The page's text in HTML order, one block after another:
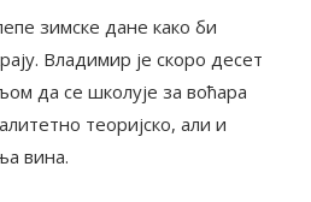
зимске дане како би
Владимир је скоро десет
да се школује за воћара
теоријско, али и
вина.